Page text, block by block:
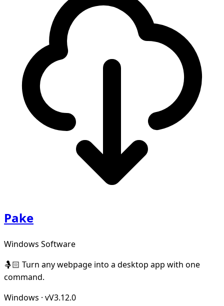
Pake
Windows Software
🤱🏻 Turn any webpage into a desktop app with one
command.
Windows · vV3.12.0